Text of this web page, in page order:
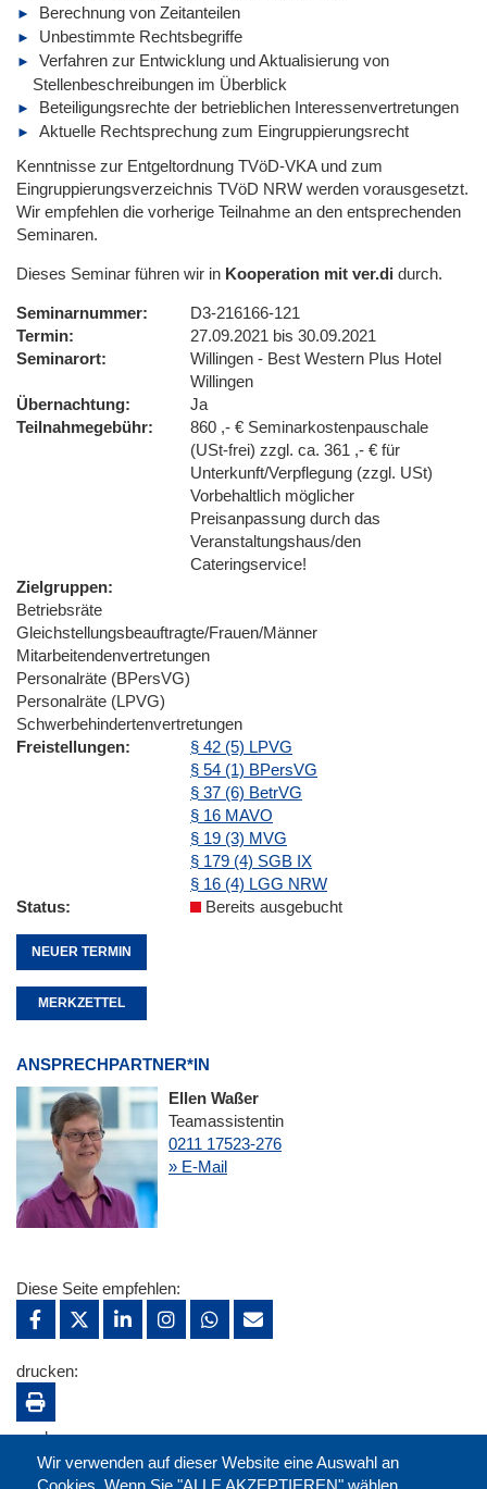
Berechnung von Zeitanteilen
Unbestimmte Rechtsbegriffe
Verfahren zur Entwicklung und Aktualisierung von
Stellenbeschreibungen im Überblick
Beteiligungsrechte der betrieblichen Interessenvertretungen
Aktuelle Rechtsprechung zum Eingruppierungsrecht
Kenntnisse zur Entgeltordnung TVöD-VKA und zum
Eingruppierungsverzeichnis TVöD NRW werden vorausgesetzt.
Wir empfehlen die vorherige Teilnahme an den entsprechenden
Seminaren.
Dieses Seminar führen wir in Kooperation mit ver.di durch.
Seminarnummer
D3-216166-121
Termin
27.09.2021 bis 30.09.2021
Seminarort
Willingen - Best Western Plus Hotel
Willingen
Übernachtung
Ja
Teilnahmegebühr
860 ,- € Seminarkostenpauschale
(USt-frei) zzgl. ca. 361 ,- € für
Unterkunft/Verpflegung (zzgl. USt)
Vorbehaltlich möglicher
Preisanpassung durch das
Veranstaltungshaus/den
Cateringservice!
Zielgruppen
Betriebsräte
Gleichstellungsbeauftragte/Frauen/Männer
Mitarbeitendenvertretungen
Personalräte (BPersVG)
Personalräte (LPVG)
Schwerbehindertenvertretungen
Freistellungen
§ 42 (5) LPVG
§ 54 (1) BPersVG
§ 37 (6) BetrVG
§ 16 MAVO
§ 19 (3) MVG
§ 179 (4) SGB IX
§ 16 (4) LGG NRW
Status
Bereits ausgebucht
NEUER TERMIN
MERKZETTEL
ANSPRECHPARTNER*IN
Ellen Waßer
Teamassistentin
0211 17523-276
» E-Mail
Wir verwenden auf dieser Website eine Auswahl an
Cookies. Wenn Sie "ALLE AKZEPTIEREN" wählen,
Diese Seite empfehlen:
drucken:
merken: